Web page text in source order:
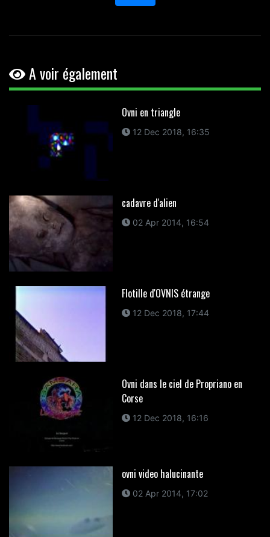
A voir également
Ovni en triangle
12 Dec 2018, 16:35
cadavre d'alien
02 Apr 2014, 16:54
Flotille d'OVNIS étrange
12 Dec 2018, 17:44
Ovni dans le ciel de Propriano en
Corse
12 Dec 2018, 16:16
ovni video halucinante
02 Apr 2014, 17:02